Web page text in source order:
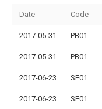
Date Code
2017-05-31 PB01
2017-05-31 PB01
2017-06-23 SE01
2017-06-23 SE01